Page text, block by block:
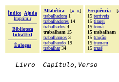
Índice
Ajuda
Imprimir
Biblioteca
IntraText
Èulogos
Alfabética [« »]
trabalhadora 1
trabalhadores 14
trabalhados 4
trabalham 15
trabalhamos 3
trabalhando 19
trabalhar34
Freqüência [
15 terríveis
15 tirarei
15 tomá
15 trabalham
15 traição
15 tramam
15 trazê
Livro  Capítulo,Verso